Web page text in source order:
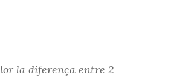
la diferença entre 2